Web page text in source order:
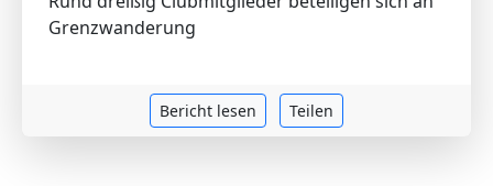
Grenzwanderung
Bericht lesen Teilen